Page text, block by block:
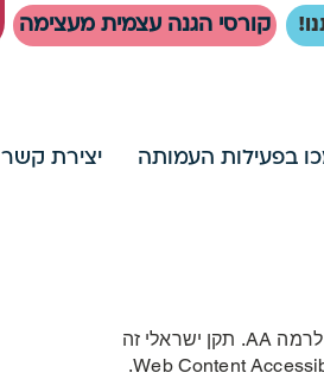
בפעילות העמותה יצירת קשר
קורסי הגנה עצמית מעצימה
אל הלב פועלת בהתאם להנחיות הנגישות בתקן הישראלי 5568 - " קווים מנחים לנגישות תכנים באינטרנט" לרמה AA. תקן ישראלי זה